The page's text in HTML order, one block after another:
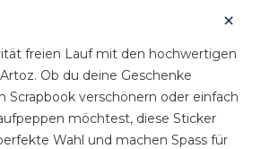
freien Lauf mit den hochwertigen
Ob du deine Geschenke
Scrapbook verschönern oder einfach
möchtest, diese Sticker
Wahl und machen Spass für